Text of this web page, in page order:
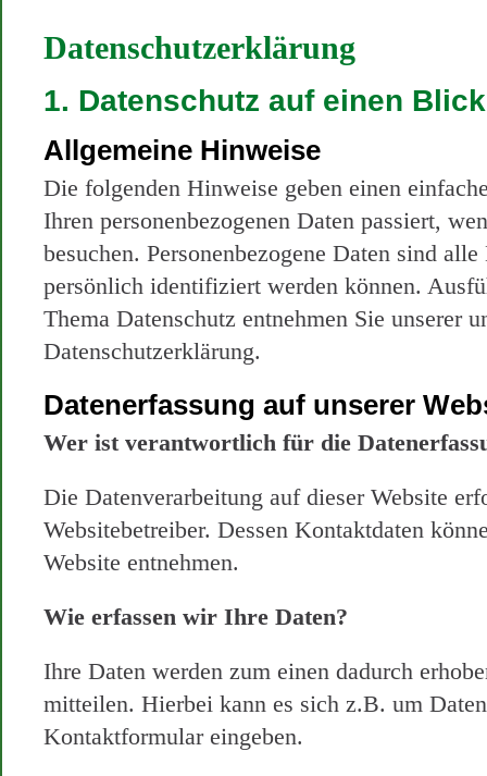
Datenschutzerklärung
1. Datenschutz auf einen Blick
Allgemeine Hinweise
Die folgenden Hinweise geben einen
Ihren personenbezogenen Daten passiert,
besuchen. Personenbezogene Daten sind
persönlich identifiziert werden können.
Thema Datenschutz entnehmen Sie unserer
Datenschutzerklärung.
Datenerfassung auf unserer
Wer ist verantwortlich für die
Die Datenverarbeitung auf dieser Website
Websitebetreiber. Dessen Kontaktdaten
Website entnehmen.
Wie erfassen wir Ihre Daten?
Ihre Daten werden zum einen dadurch
mitteilen. Hierbei kann es sich z.B. um
Kontaktformular eingeben.